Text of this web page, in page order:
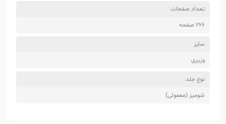
تعداد صفحات
266 صفحه
سایز
وزیری
نوع جلد
شومیز (معمولی)